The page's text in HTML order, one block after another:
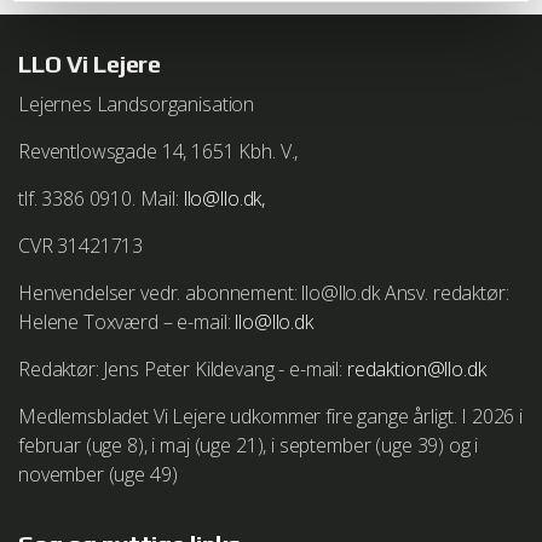
cookies. Bemærk at det kan betyde at websteder ikke
længere fungerer korrekt. Læs mere om dine muligheder
Vejledning i at slette cookies på Microsoft Internet
dk/windows-vista/delete-your-internet-cookies
http://support.mozilla.com/da/kb/deleting cookies
Vejledning i at slette cookies på Google Chrome browser
http://www.google.com/support/chrome/bin/answer.py?
LLO Vi Lejere
Lejernes Landsorganisation
Reventlowsgade 14, 1651 Kbh. V.,
tlf. 3386 0910. Mail: llo@llo.dk,
CVR 31421713
Henvendelser vedr. abonnement: llo@llo.dk Ansv. redaktør:
Helene Toxværd – e-mail: llo@llo.dk
Redaktør: Jens Peter Kildevang - e-mail: redaktion@llo.dk
Medlemsbladet Vi Lejere udkommer fire gange årligt. I 2026 i
februar (uge 8), i maj (uge 21), i september (uge 39) og i
november (uge 49)